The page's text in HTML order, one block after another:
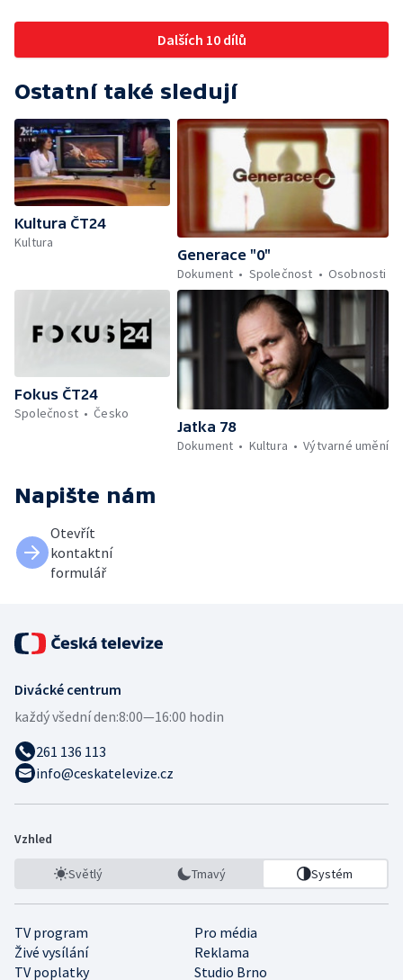
Dalších 10 dílů
Ostatní také sledují
Kultura ČT24
Kultura
Generace "0"
Dokument
Společnost Osobnosti
Fokus ČT24
Společnost
Česko
Jatka 78
Dokument
Kultura Výtvarné umění
Napište nám
Otevřít
kontaktní
formulář
Divácké centrum
každý všední den:8:00—16:00 hodin
261 136 113
info@ceskatelevize.cz
Vzhled
Světlý Tmavý Systém
TV program
Pro média
Živé vysílání
Reklama
TV poplatky
Studio Brno